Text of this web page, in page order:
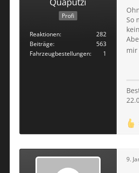
Profi
Reaktionen
282
Beiträge
563
Fahrzeugbestellungen
1
So
mir
9.